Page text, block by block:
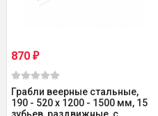
870 ₽
Грабли веерные стальные,
190 - 520 х 1200 - 1500 мм, 15